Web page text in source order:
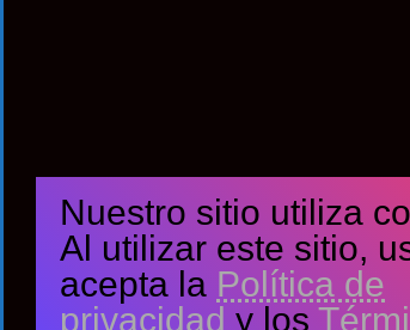
Nuestro sitio utiliza
Al utilizar este sitio,
acepta la Política de
privacidad y los